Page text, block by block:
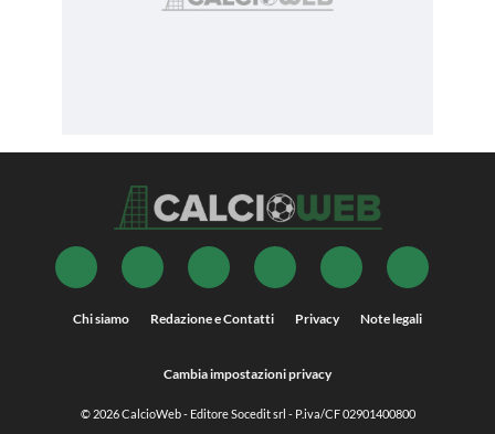
Chi siamo Redazione e Contatti Privacy Note legali
Cambia impostazioni privacy
© 2026CalcioWeb- Editore Socedit srl - P.iva/CF 02901400800